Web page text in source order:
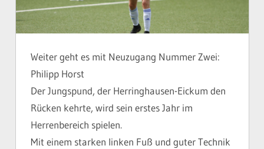
Weiter geht es mit Neuzugang Nummer Zwei:
Philipp Horst
Der Jungspund, der Herringhausen-Eickum den
Rücken kehrte, wird sein erstes Jahr im
Herrenbereich spielen.
Mit einem starken linken Fuß und guter Technik